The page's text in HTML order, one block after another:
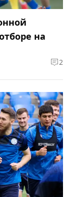
на
2